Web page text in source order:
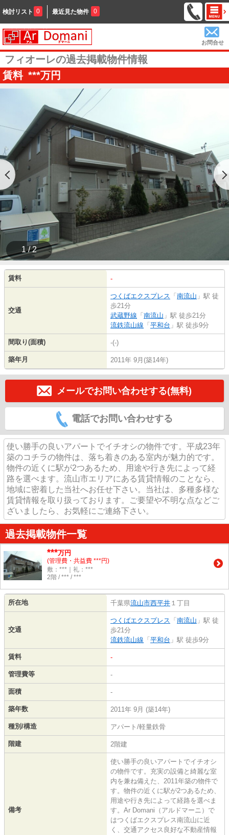
検討リスト 0 最近見た物件 0
お問合せ
フィオーレの過去掲載物件情報
賃料 ***万円
1 / 2
賃料 -
交通
つくばエクスプレス 「 南流山 」駅 徒
歩21分
武蔵野線 「 南流山 」駅 徒歩21分
流鉄流山線 「 平和台 」駅 徒歩9分
間取り(面積) -(-)
築年月 2011年 9月(築14年)
メールでお問い合わせする(無料)
電話でお問い合わせする
使い勝手の良いアパートでイチオシの物件です。平成23年
築のコチラの物件は、落ち着きのある室内が魅力的です。
物件の近くに駅が2つあるため、用途や行き先によって経
路を選べます。流山市エリアにある賃貸情報のことなら、
地域に密着した当社へお任せ下さい。当社は、多種多様な
賃貸情報を取り扱っております。ご要望や不明な点などご
ざいましたら、お気軽にご連絡下さい。
過去掲載物件一覧
***万円
(管理費・共益費 ***円)
敷：***｜礼：***
2階 / *** / ***
所在地 千葉県流山市西平井 １丁目
交通
つくばエクスプレス 「 南流山 」駅 徒
歩21分
流鉄流山線 「 平和台 」駅 徒歩9分
賃料 -
管理費等 -
面積 -
築年数 2011年 9月 (築14年)
種別/構造 アパート/軽量鉄骨
階建 2階建
備考
使い勝手の良いアパートでイチオシ
の物件です。充実の設備と綺麗な室
内を兼ね備えた、2011年築の物件で
す。物件の近くに駅が2つあるため、
用途や行き先によって経路を選べま
す。Ar Domani（アルドマーニ）で
はつくばエクスプレス南流山に近
く、交通アクセス良好な不動産情報